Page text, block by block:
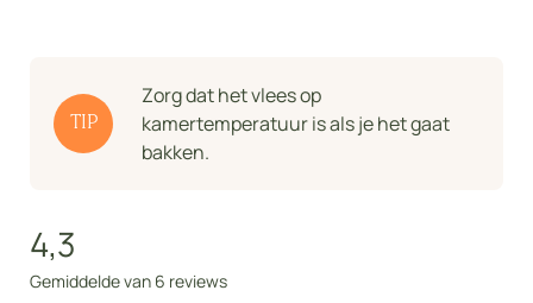
TIP
Zorg dat het vlees op
kamertemperatuur is als je het gaat
bakken.
4,3
Gemiddelde van 6 reviews